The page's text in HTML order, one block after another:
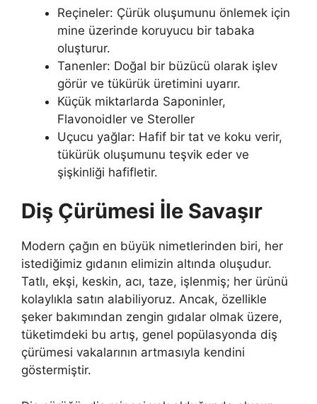
Reçineler: Çürük oluşumunu önlemek için
mine üzerinde koruyucu bir tabaka
oluşturur.
Tanenler: Doğal bir büzücü olarak işlev
görür ve tükürük üretimini uyarır.
Küçük miktarlarda Saponinler,
Flavonoidler ve Steroller
Uçucu yağlar: Hafif bir tat ve koku verir,
tükürük oluşumunu teşvik eder ve
şişkinliği hafifletir.
Diş Çürümesi İle Savaşır
Modern çağın en büyük nimetlerinden biri, her
istediğimiz gıdanın elimizin altında oluşudur.
Tatlı, ekşi, keskin, acı, taze, işlenmiş; her ürünü
kolaylıkla satın alabiliyoruz. Ancak, özellikle
şeker bakımından zengin gıdalar olmak üzere,
tüketimdeki bu artış, genel popülasyonda diş
çürümesi vakalarının artmasıyla kendini
göstermiştir.